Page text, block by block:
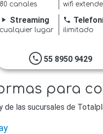
80 canales wifi
play_arrow Streaming
cualquier lugar
phone
ilimitado
phone 55 8950 9429
para
las sucursales de